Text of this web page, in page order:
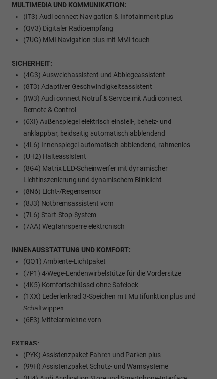
MULTIMEDIA UND KOMMUNIKATION:
(IT3) Audi connect Navigation & Infotainment plus
(QV3) Digitaler Radioempfang
(7UG) MMI Navigation plus mit MMI touch
SICHERHEIT:
(4G3) Ausweichassistent und Abbiegeassistent
(8T3) Adaptiver Geschwindigkeitsassistent
(IW3) Audi connect Notruf & Service mit Audi connect
Remote & Control
(6XI) Außenspiegel elektrisch einstell-, beheiz- und
anklappbar, beidseitig automatisch abblendend
(4L6) Innenspiegel automatisch abblendend, rahmenlos
(UH2) Halteassistent
(8G4) Matrix LED-Scheinwerfer mit dynamischer
Lichtinszenierung und dynamischem Blinklicht
(8N6) Licht-/Regensensor
(8J3) Notbremsassistent vorn
(7L6) Start-Stop-System
(7AA) Wegfahrsperre elektronisch
INNENAUSSTATTUNG UND KOMFORT:
(QQ1) Ambiente-Lichtpaket
(7P1) 4-Wege-Lendenwirbelstütze für die Vordersitze
(4K5) Komfortschlüssel ohne Safelock
(1XX) Lederlenkrad 3-Speichen mit Multifunktion plus und
Schaltwippen
(6E3) Mittelarmlehne vorn
EXTRAS:
(PYK) Assistenzpaket Fahren und Parken plus
(99H) Assistenzpaket Schutz- und Warnsysteme